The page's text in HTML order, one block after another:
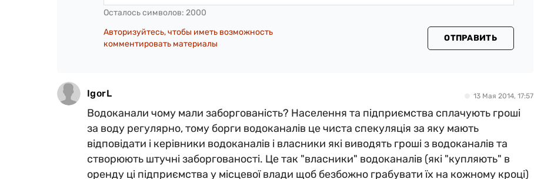
Осталось символов: 2000
Авторизуйтесь, чтобы иметь возможность
комментировать материалы
ОТПРАВИТЬ
IgorL 13 Мая 2014, 17:57
Водоканали чому мали заборгованість? Населення та підприємства сплачують гроші
за воду регулярно, тому борги водоканалів це чиста спекуляція за яку мають
відповідати і керівники водоканалів і власники які виводять гроші з водоканалів та
створюють штучні заборгованості. Це так "власники" водоканалів (які "купляють" в
оренду ці підприємства у місцевої влади щоб безбожно грабувати їх на кожному кроці)